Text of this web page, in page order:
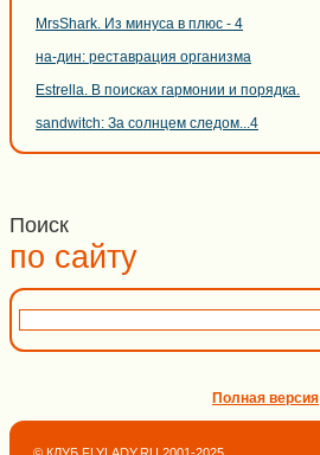
MrsShark. Из минуса в плюс - 4
на-дин: реставрация организма
Estrella. В поисках гармонии и порядка.
sandwitch: За солнцем следом...4
Поиск
по сайту
Полная версия